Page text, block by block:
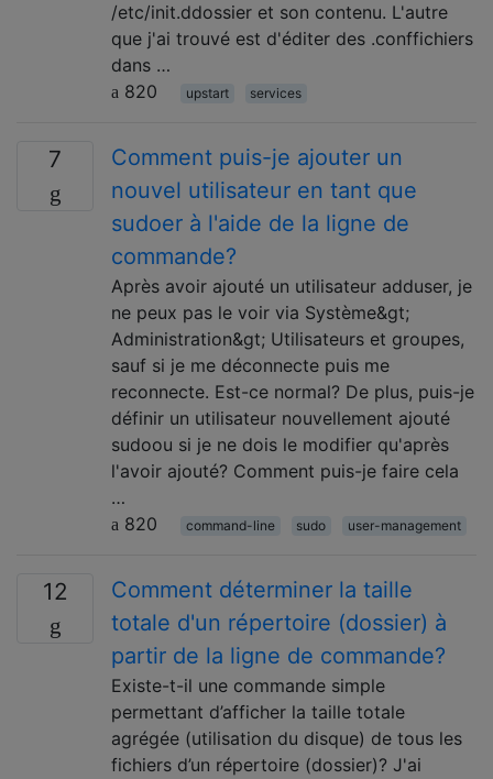
/etc/init.ddossier et son contenu. L'autre
que j'ai trouvé est d'éditer des .conffichiers
dans …
820
upstart services
7
Comment puis-je ajouter un
nouvel utilisateur en tant que
sudoer à l'aide de la ligne de
commande?
Après avoir ajouté un utilisateur adduser, je
ne peux pas le voir via Système&gt;
Administration&gt; Utilisateurs et groupes,
sauf si je me déconnecte puis me
reconnecte. Est-ce normal? De plus, puis-je
définir un utilisateur nouvellement ajouté
sudoou si je ne dois le modifier qu'après
l'avoir ajouté? Comment puis-je faire cela
…
820
command-line sudo user-management
12
Comment déterminer la taille
totale d'un répertoire (dossier) à
partir de la ligne de commande?
Existe-t-il une commande simple
permettant d’afficher la taille totale
agrégée (utilisation du disque) de tous les
fichiers d’un répertoire (dossier)? J'ai